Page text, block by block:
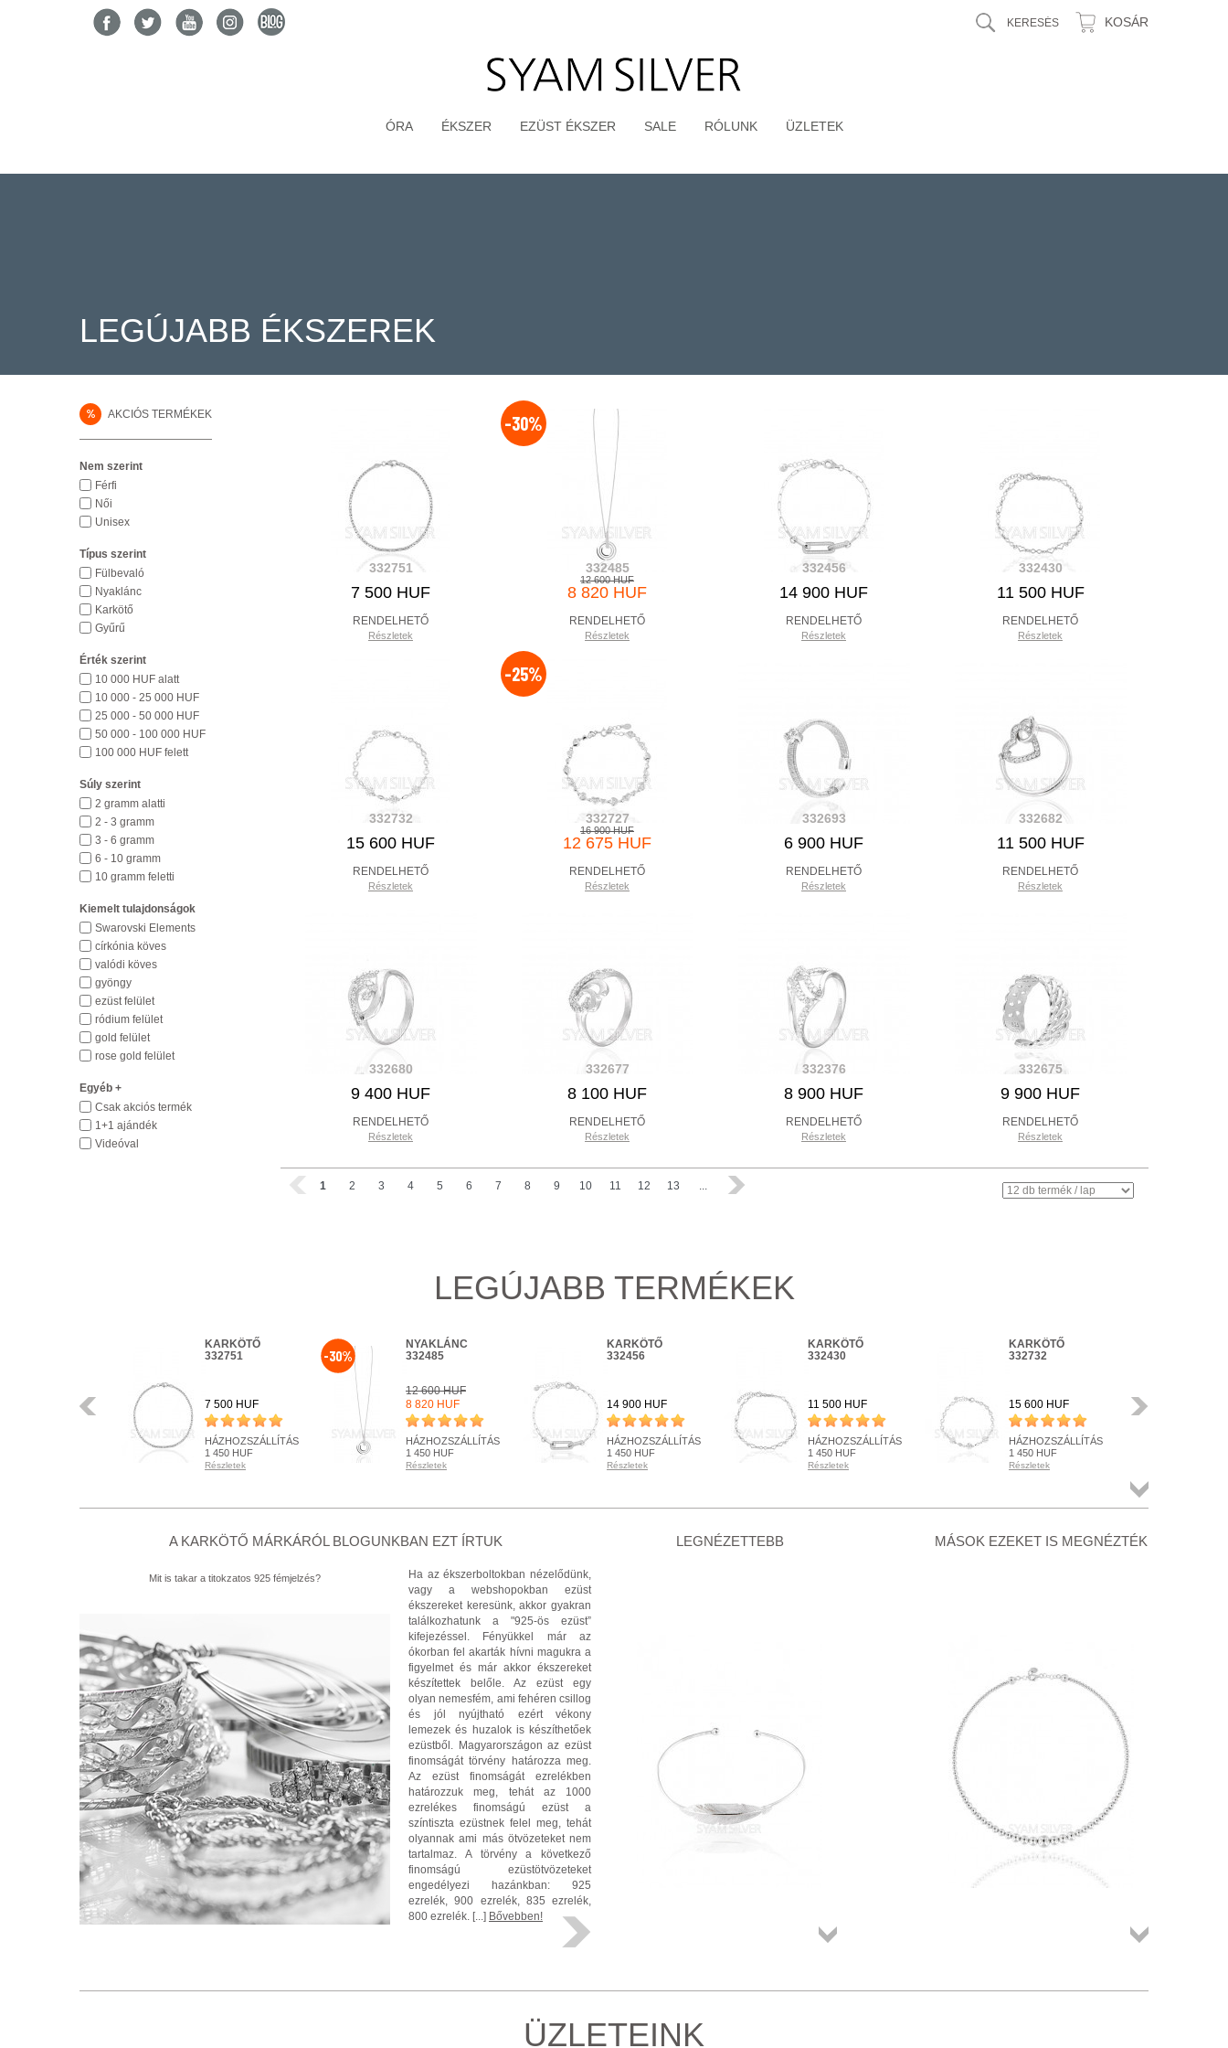
KOSÁR
ÓRA ÉKSZER EZÜST ÉKSZER SALE RÓLUNK ÜZLETEK
LEGÚJABB ÉKSZEREK
% AKCIÓS TERMÉKEK
Nem szerint
Férfi
Női
Unisex
Típus szerint
Fülbevaló
Nyaklánc
Karkötő
Gyűrű
Érték szerint
10 000 HUF alatt
10 000 - 25 000 HUF
25 000 - 50 000 HUF
50 000 - 100 000 HUF
100 000 HUF felett
Súly szerint
2 gramm alatti
2 - 3 gramm
3 - 6 gramm
6 - 10 gramm
10 gramm feletti
Kiemelt tulajdonságok
Swarovski Elements
církónia köves
valódi köves
gyöngy
ezüst felület
ródium felület
gold felület
rose gold felület
Egyéb +
Csak akciós termék
1+1 ajándék
Videóval
332751
7 500 HUF
RENDELHETŐ
Részletek
332485
12 600 HUF
8 820 HUF
-30%
RENDELHETŐ
Részletek
332456
14 900 HUF
RENDELHETŐ
Részletek
332430
11 500 HUF
RENDELHETŐ
Részletek
332732
15 600 HUF
RENDELHETŐ
Részletek
332727
16 900 HUF
12 675 HUF
-25%
RENDELHETŐ
Részletek
332693
6 900 HUF
RENDELHETŐ
Részletek
332682
11 500 HUF
RENDELHETŐ
Részletek
332680
9 400 HUF
RENDELHETŐ
Részletek
332677
8 100 HUF
RENDELHETŐ
Részletek
332376
8 900 HUF
RENDELHETŐ
Részletek
332675
9 900 HUF
RENDELHETŐ
Részletek
1 2 3 4 5 6 7 8 9 10 11 12 13 ...
LEGÚJABB TERMÉKEK
KARKÖTŐ
332751
7 500 HUF
HÁZHOZSZÁLLÍTÁS
1 450 HUF
Részletek
+ KOSÁRBA
NYAKLÁNC
332485
12 600 HUF
8 820 HUF
-30%
HÁZHOZSZÁLLÍTÁS
1 450 HUF
Részletek
+ KOSÁRBA
KARKÖTŐ
332456
14 900 HUF
HÁZHOZSZÁLLÍTÁS
1 450 HUF
Részletek
KARKÖTŐ
332430
11 500 HUF
HÁZHOZSZÁLLÍTÁS
1 450 HUF
Részletek
KARKÖTŐ
332732
15 600 HUF
HÁZHOZSZÁLLÍTÁS
1 450 HUF
Részletek
A KARKÖTŐ MÁRKÁRÓL BLOGUNKBAN EZT ÍRTUK
Mit is takar a titokzatos 925 fémjelzés?
Ha az ékszerboltokban nézelődünk,
vagy a webshopokban ezüst
ékszereket keresünk, akkor gyakran
találkozhatunk a "925-ös ezüst”
kifejezéssel. Fényükkel már az
ókorban fel akarták hívni magukra a
figyelmet és már akkor ékszereket
készítettek belőle. Az ezüst egy
olyan nemesfém, ami fehéren csillog
és jól nyújtható ezért vékony
lemezek és huzalok is készíthetőek
ezüstből. Magyarországon az ezüst
finomságát törvény határozza meg.
Az ezüst finomságát ezrelékben
határozzuk meg, tehát az 1000
ezrelékes finomságú ezüst a
színtiszta ezüstnek felel meg, tehát
olyannak ami más ötvözeteket nem
tartalmaz. A törvény a következő
finomságú ezüstötvözeteket
engedélyezi hazánkban: 925
ezrelék, 900 ezrelék, 835 ezrelék,
800 ezrelék. [...] Bővebben!
LEGNÉZETTEBB MÁSOK EZEKET IS MEGNÉZTÉK
ÜZLETEINK